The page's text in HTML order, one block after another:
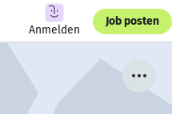
Anmelden
Job posten